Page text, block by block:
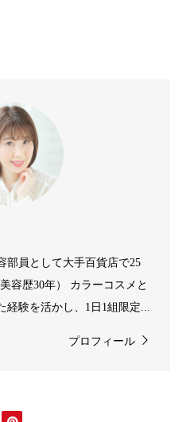
部員として大手百貨店で25
容歴30年） カラーコスメと
経験を活かし、1日1組限定...
プロフィール